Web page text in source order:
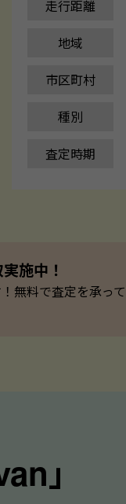
走行距離
地域
市区町村
種別
査定時期
施中！
無料で査定を承っ
｣